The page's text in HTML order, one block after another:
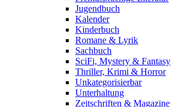
Jugendbuch
Kalender
Kinderbuch
Romane & Lyrik
Sachbuch
SciFi, Mystery & Fantasy
Thriller, Krimi & Horror
Unkategorisierbar
Unterhaltung
Zeitschriften & Magazine